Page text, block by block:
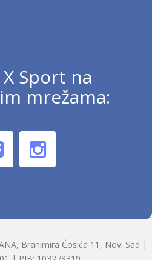
Sport na
mrežama:
Branimira Ćosića 11, Novi Sad |